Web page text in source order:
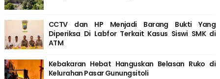
CCTV dan HP Menjadi Barang Bukti Yang
Diperiksa Di Labfor Terkait Kasus Siswi SMK di
ATM
Kebakaran Hebat Hanguskan Belasan Ruko di
Kelurahan Pasar Gunungsitoli